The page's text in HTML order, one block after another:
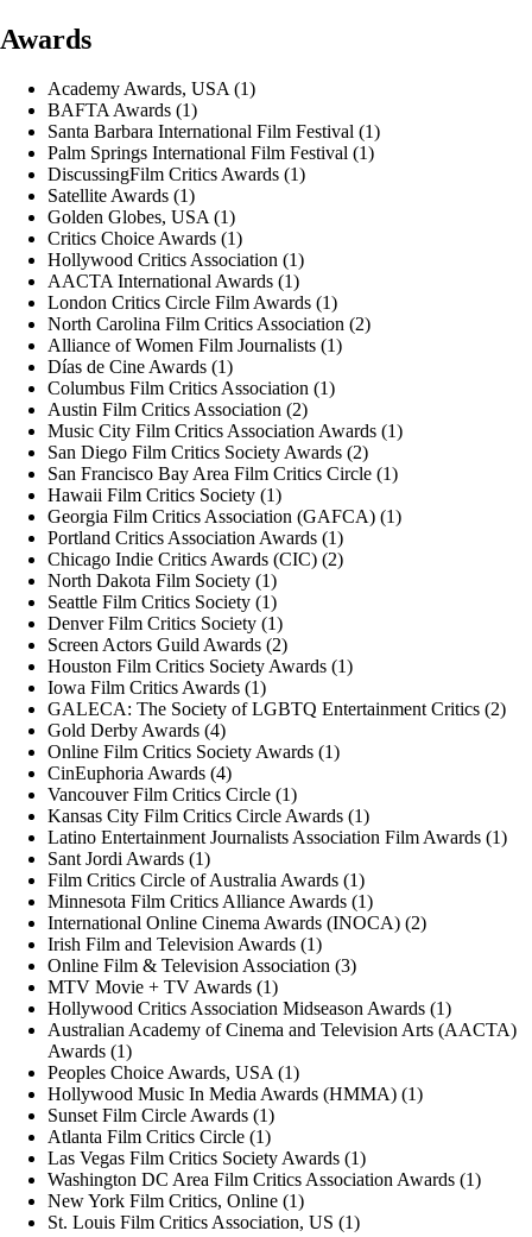
Awards
Academy Awards, USA (1)
BAFTA Awards (1)
Santa Barbara International Film Festival (1)
Palm Springs International Film Festival (1)
DiscussingFilm Critics Awards (1)
Satellite Awards (1)
Golden Globes, USA (1)
Critics Choice Awards (1)
Hollywood Critics Association (1)
AACTA International Awards (1)
London Critics Circle Film Awards (1)
North Carolina Film Critics Association (2)
Alliance of Women Film Journalists (1)
Días de Cine Awards (1)
Columbus Film Critics Association (1)
Austin Film Critics Association (2)
Music City Film Critics Association Awards (1)
San Diego Film Critics Society Awards (2)
San Francisco Bay Area Film Critics Circle (1)
Hawaii Film Critics Society (1)
Georgia Film Critics Association (GAFCA) (1)
Portland Critics Association Awards (1)
Chicago Indie Critics Awards (CIC) (2)
North Dakota Film Society (1)
Seattle Film Critics Society (1)
Denver Film Critics Society (1)
Screen Actors Guild Awards (2)
Houston Film Critics Society Awards (1)
Iowa Film Critics Awards (1)
GALECA: The Society of LGBTQ Entertainment Critics (2)
Gold Derby Awards (4)
Online Film Critics Society Awards (1)
CinEuphoria Awards (4)
Vancouver Film Critics Circle (1)
Kansas City Film Critics Circle Awards (1)
Latino Entertainment Journalists Association Film Awards (1)
Sant Jordi Awards (1)
Film Critics Circle of Australia Awards (1)
Minnesota Film Critics Alliance Awards (1)
International Online Cinema Awards (INOCA) (2)
Irish Film and Television Awards (1)
Online Film & Television Association (3)
MTV Movie + TV Awards (1)
Hollywood Critics Association Midseason Awards (1)
Australian Academy of Cinema and Television Arts (AACTA)
Awards (1)
Peoples Choice Awards, USA (1)
Hollywood Music In Media Awards (HMMA) (1)
Sunset Film Circle Awards (1)
Atlanta Film Critics Circle (1)
Las Vegas Film Critics Society Awards (1)
Washington DC Area Film Critics Association Awards (1)
New York Film Critics, Online (1)
St. Louis Film Critics Association, US (1)